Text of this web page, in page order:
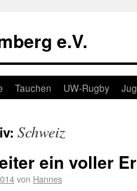
e.V.
Tauchen UW-Rugby
Schweiz
ein voller
von Hannes